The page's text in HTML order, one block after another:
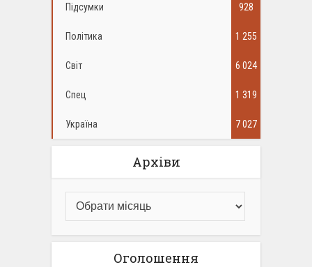
Підсумки 928
Політика 1 255
Світ 6 024
Спец 1 319
Україна 7 027
Архіви
Оголошення